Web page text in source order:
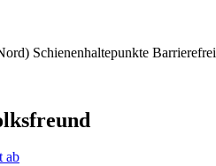
Schienenhaltepunkte Barrierefrei
ab